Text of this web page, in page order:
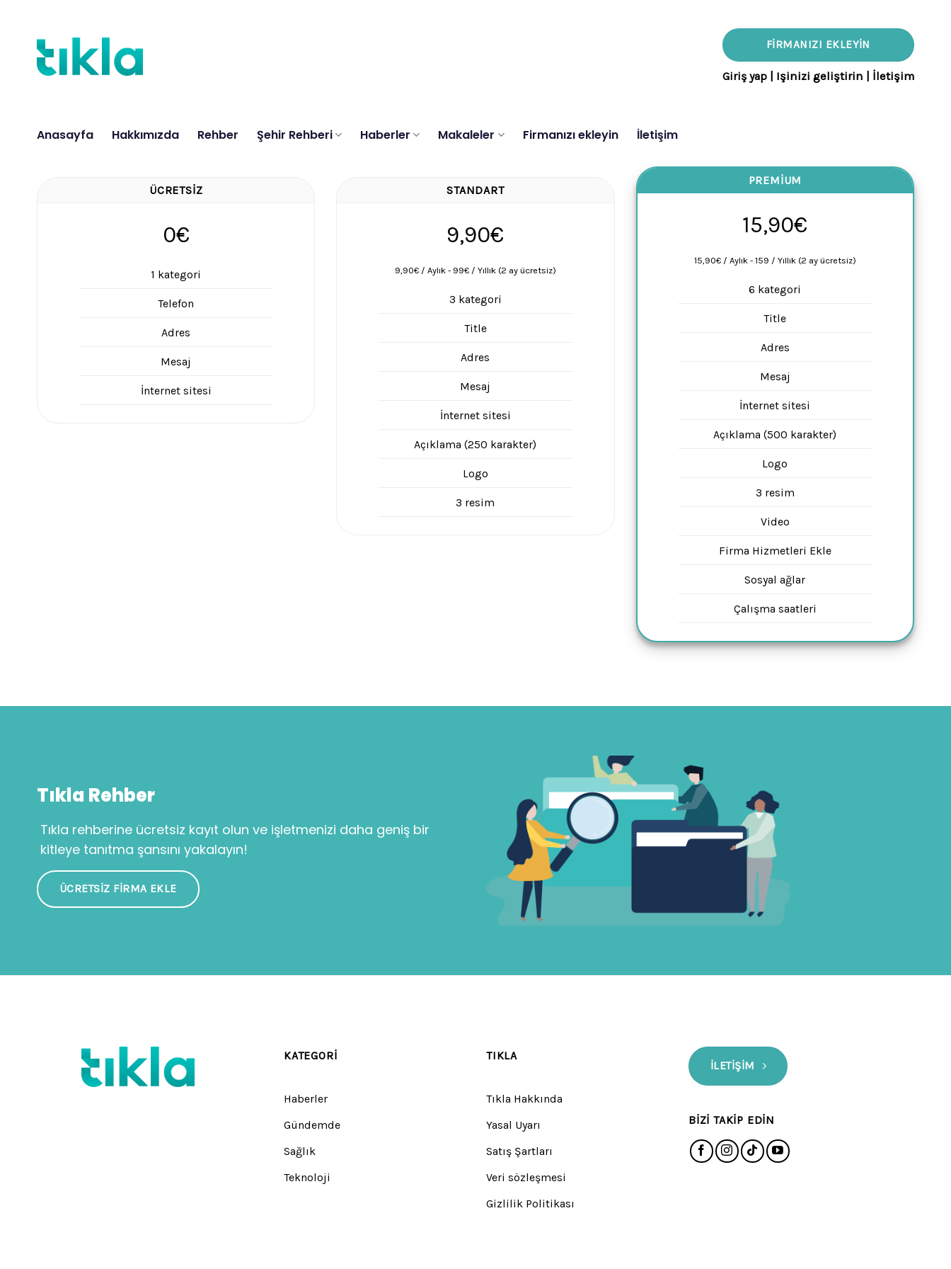
FIRMANIZI EKLEYIN
Giriş yap Işinizi geliştirin İletişim
Anasayfa Hakkımızda Rehber Şehir Rehberi Haberler Makaleler Firmanızı ekleyin İletişim
ÜCRETSIZ
0€
1 kategori
Telefon
Adres
Mesaj
İnternet sitesi
STANDART
9,90€
9,90€ / Aylık - 99€ / Yıllık (2 ay ücretsiz)
3 kategori
Title
Adres
Mesaj
İnternet sitesi
Açıklama (250 karakter)
Logo
3 resim
PREMIUM
15,90€
15,90€ / Aylık - 159 / Yıllık (2 ay ücretsiz)
6 kategori
Title
Adres
Mesaj
İnternet sitesi
Açıklama (500 karakter)
Logo
3 resim
Video
Firma Hizmetleri Ekle
Sosyal ağlar
Çalışma saatleri
Tıkla Rehber
Tıkla rehberine ücretsiz kayıt olun ve işletmenizi daha geniş bir
kitleye tanıtma şansını yakalayın!
ÜCRETSIZ FIRMA EKLE
KATEGORI
Haberler
Gündemde
Sağlık
Teknoloji
TIKLA
Tıkla Hakkında
Yasal Uyarı
Satış Şartları
Veri sözleşmesi
Gizlilik Politikası
İLETIŞIM
BIZI TAKIP EDIN